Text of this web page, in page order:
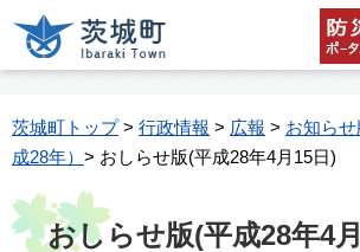
茨城町トップ> 行政情報 > 広報 > お知らせ
成28年） > おしらせ版(平成28年4月15日)
おしらせ版(平成28年4